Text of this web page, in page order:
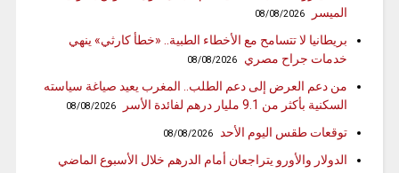
الميسر
08/08/2026
بريطانيا لا تتسامح مع الأخطاء الطبية.. «خطأ كارثي» ينهي
خدمات جراح مصري
08/08/2026
من دعم العرض إلى دعم الطلب.. المغرب يعيد صياغة سياسته
السكنية بأكثر من 9.1 مليار درهم لفائدة الأسر
08/08/2026
توقعات طقس اليوم الأحد 08/08/2026
الدولار والأورو يتراجعان أمام الدرهم خلال الأسبوع الماضي